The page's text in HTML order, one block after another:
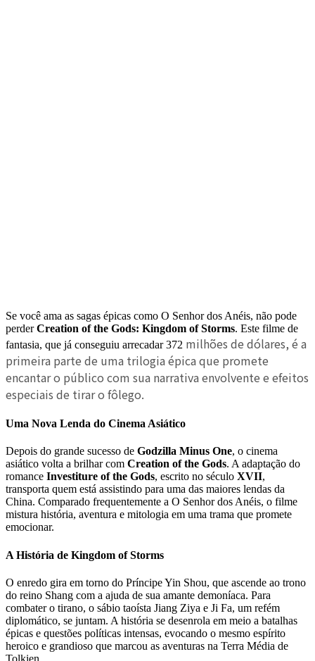
Se você ama as sagas épicas como O Senhor dos Anéis, não pode
perderCreation of the Gods: Kingdom of Storms. Este filme de
fantasia, que já conseguiu arrecadar 372 milhões de dólares, é a
primeira parte de uma trilogia épica que promete
encantar o público com sua narrativa envolvente e efeitos
especiais de tirar o fôlego.
Uma Nova Lenda do Cinema Asiático
Depois do grande sucesso de Godzilla Minus One, o cinema
asiático volta a brilhar com Creation of the Gods. A adaptação do
romance Investiture of the Gods, escrito no século XVII,
transporta quem está assistindo para uma das maiores lendas da
China. Comparado frequentemente a O Senhor dos Anéis, o filme
mistura história, aventura e mitologia em uma trama que promete
emocionar.
A História de Kingdom of Storms
O enredo gira em torno do Príncipe Yin Shou, que ascende ao trono
do reino Shang com a ajuda de sua amante demoníaca. Para
combater o tirano, o sábio taoísta Jiang Ziya e Ji Fa, um refém
diplomático, se juntam. A história se desenrola em meio a batalhas
épicas e questões políticas intensas, evocando o mesmo espírito
heroico e grandioso que marcou as aventuras na Terra Média de
Tolkien.